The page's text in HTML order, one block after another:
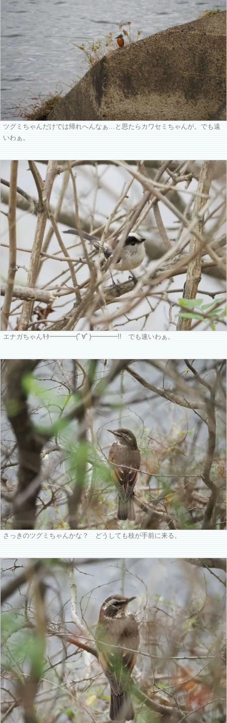
ツグミちゃんだけでは帰れへんなぁ…と思たらカワセミちゃんが。でも遠
いわぁ。
エナガちゃんｷﾀ━━━━(ﾟ∀ﾟ)━━━━!! でも速いわぁ。
さっきのツグミちゃんかな？ どうしても枝が手前に来る。